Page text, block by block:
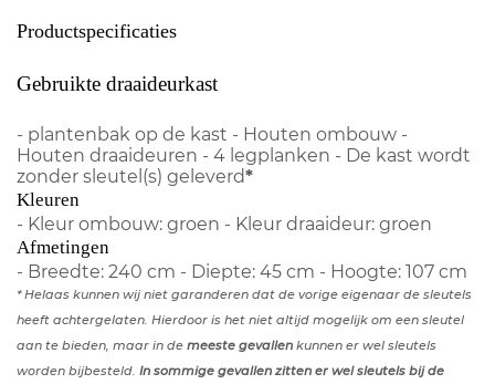
Productspecificaties
Gebruikte draaideurkast
- plantenbak op de kast - Houten ombouw -
Houten draaideuren - 4 legplanken - De kast wordt
zonder sleutel(s) geleverd*
Kleuren
- Kleur ombouw: groen - Kleur draaideur: groen
Afmetingen
- Breedte: 240 cm - Diepte: 45 cm - Hoogte: 107 cm
* Helaas kunnen wij niet garanderen dat de vorige eigenaar de sleutels
heeft achtergelaten. Hierdoor is het niet altijd mogelijk om een sleutel
aan te bieden, maar in de meeste gevallen kunnen er wel sleutels
worden bijbesteld. In sommige gevallen zitten er wel sleutels bij de